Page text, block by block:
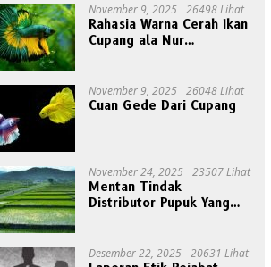
November 9, 2025 26498 Lihat
Rahasia Warna Cerah Ikan
Cupang ala Nur
November 9, 2025 26048 Lihat
Cuan Gede Dari Cupang
November 24, 2025 23507 Lihat
Mentan Tindak
Distributor Pupuk Yang
Desember 22, 2025 20631 Lihat